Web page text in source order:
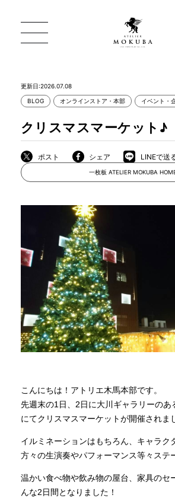
店舗から探す
MOKUBA について
商品情報
直営店
WEBカタログ
全商品一覧
新入荷情報
更新日:2026.07.08
BLOG オンラインストア・本部 イベント・
クリスマスマーケット♪
ポスト シェア LINEで送
一枚板 ATELIER MOKUBA
こんにちは！アトリエ木馬本部です。
先週末の1日、2日に大川ギャラリーのあ
にてクリスマスマーケットが開催されま
イルミネーションはもちろん、キャラク
方々の生演奏やパフォーマンス等々ステ
温かい食べ物や飲み物の屋台、家具のセ
んな2日間となりました！